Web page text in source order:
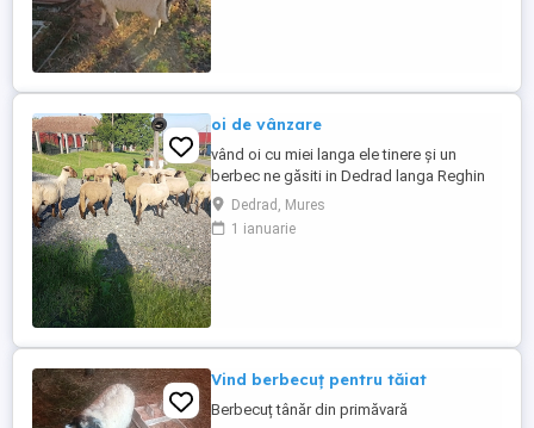
oi de vânzare
vând oi cu miei langa ele tinere și un
berbec ne găsiti in Dedrad langa Reghin
ofer transport pe judetul Mureș mai multe
detalii la telefon
Dedrad, Mures
1 ianuarie
Vind berbecuț pentru tăiat
Berbecuț tânăr din primăvară